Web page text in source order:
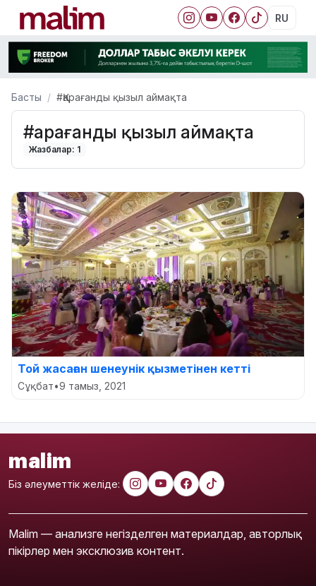
RU
Басты #Қарағанды қызыл аймақта
#Қарағанды қызыл аймақта
Жазбалар: 1
Той жасаған шенеунік қызметінен кетті
Сұқбат•9 тамыз, 2021
malim
Біз әлеуметтік желіде:
Malim — анализге негізделген материалдар, авторлық
пікірлер мен эксклюзив контент.